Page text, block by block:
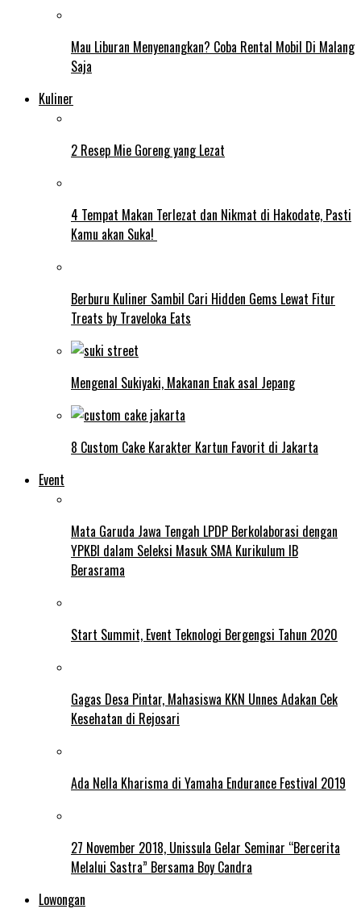
Mau Liburan Menyenangkan? Coba Rental Mobil Di Malang
Saja
Kuliner
2 Resep Mie Goreng yang Lezat
4 Tempat Makan Terlezat dan Nikmat di Hakodate, Pasti
Kamu akan Suka!
Berburu Kuliner Sambil Cari Hidden Gems Lewat Fitur
Treats by Traveloka Eats
Mengenal Sukiyaki, Makanan Enak asal Jepang
8 Custom Cake Karakter Kartun Favorit di Jakarta
Event
Mata Garuda Jawa Tengah LPDP Berkolaborasi dengan
YPKBI dalam Seleksi Masuk SMA Kurikulum IB
Berasrama
Start Summit, Event Teknologi Bergengsi Tahun 2020
Gagas Desa Pintar, Mahasiswa KKN Unnes Adakan Cek
Kesehatan di Rejosari
Ada Nella Kharisma di Yamaha Endurance Festival 2019
27 November 2018, Unissula Gelar Seminar “Bercerita
Melalui Sastra” Bersama Boy Candra
Lowongan